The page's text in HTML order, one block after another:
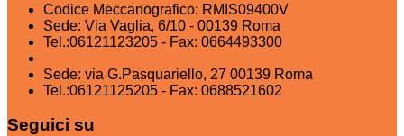
Codice Meccanografico: RMIS09400V
Sede: Via Vaglia, 6/10 - 00139 Roma
Tel.:06121123205 - Fax: 0664493300
Sede: via G.Pasquariello, 27 00139 Roma
Tel.:06121125205 - Fax: 0688521602
Seguici su